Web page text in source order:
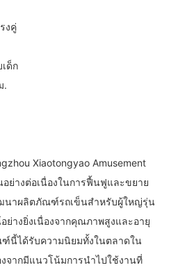
งคู่
ด็ก
.
Xiaotongyao Amusement
ย่างต่อเนื่องในการฟื้นฟูและขยาย
นาผลิตภัณฑ์รถเข็นสำหรับผู้ใหญ่รุ่น
างยิ่งเนื่องจากคุณภาพสูงและอายุ
นี้ได้รับความนิยมทั้งในตลาดใน
จากมีแนวโน้มการนำไปใช้งานที่